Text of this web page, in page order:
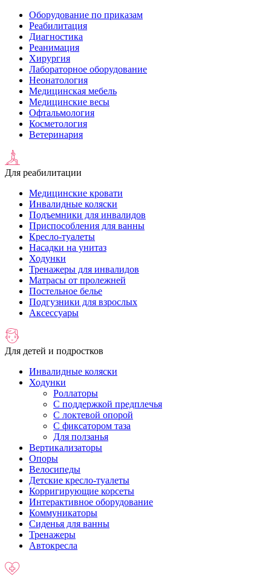
Оборудование по приказам
Реабилитация
Диагностика
Реанимация
Хирургия
Лабораторное оборудование
Неонатология
Медицинская мебель
Медицинские весы
Офтальмология
Косметология
Ветеринария
Для реабилитации
Медицинские кровати
Инвалидные коляски
Подъемники для инвалидов
Приспособления для ванны
Кресло-туалеты
Насадки на унитаз
Ходунки
Тренажеры для инвалидов
Матрасы от пролежней
Постельное белье
Подгузники для взрослых
Аксессуары
Для детей и подростков
Инвалидные коляски
Ходунки
Роллаторы
С поддержкой предплечья
C локтевой опорой
С фиксатором таза
Для ползанья
Вертикализаторы
Опоры
Велосипеды
Детские кресло-туалеты
Корригирующие корсеты
Интерактивное оборудование
Коммуникаторы
Сиденья для ванны
Тренажеры
Автокресла